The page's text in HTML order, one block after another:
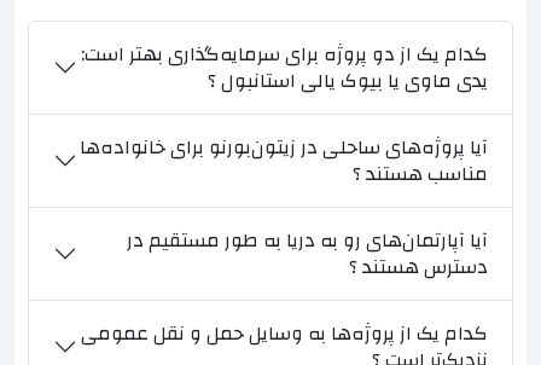
کدام یک از دو پروژه برای سرمایه‌گذاری بهتر است:
یدی ماوی یا بیوک یالی استانبول ؟
آیا پروژه‌های ساحلی در زیتون‌بورنو برای خانواده‌ها
مناسب هستند ؟
آیا آپارتمان‌های رو به دریا به طور مستقیم در
دسترس هستند ؟
کدام یک از پروژه‌ها به وسایل حمل و نقل عمومی